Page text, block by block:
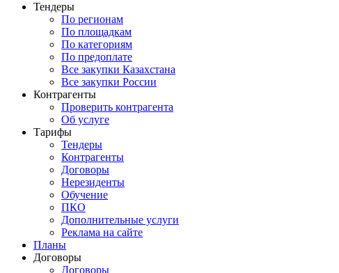
Тендеры
По регионам
По площадкам
По категориям
По предоплате
Все закупки Казахстана
Все закупки России
Контрагенты
Проверить контрагента
Об услуге
Тарифы
Тендеры
Контрагенты
Договоры
Нерезиденты
Обучение
ПКО
Дополнительные услуги
Реклама на сайте
Планы
Договоры
Договоры